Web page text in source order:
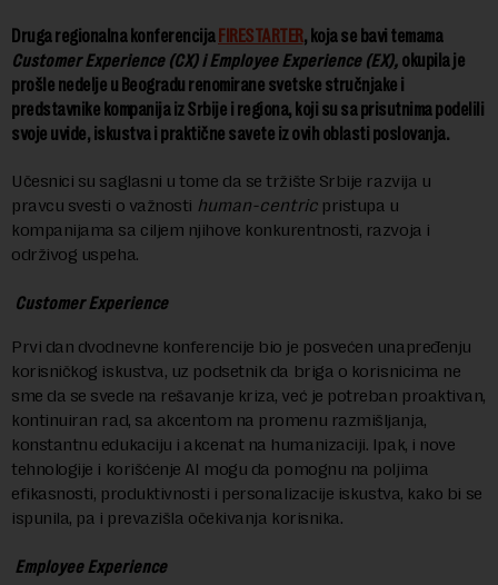
Druga regionalna konferencija FIRESTARTER, koja se bavi temama
Customer Experience (CX) i Employee Experience (EX), okupila je
prošle nedelje u Beogradu renomirane svetske stručnjake i
predstavnike kompanija iz Srbije i regiona, koji su sa prisutnima podelili
svoje uvide, iskustva i praktične savete iz ovih oblasti poslovanja.
Učesnici su saglasni u tome da se tržište Srbije razvija u
pravcu svesti o važnosti human-centricpristupa u
kompanijama sa ciljem njihove konkurentnosti, razvoja i
održivog uspeha.
Customer Experience
Prvi dan dvodnevne konferencije bio je posvećen unapređenju
korisničkog iskustva, uz podsetnik da briga o korisnicima ne
sme da se svede na rešavanje kriza, već je potreban proaktivan,
kontinuiran rad, sa akcentom na promenu razmišljanja,
konstantnu edukaciju i akcenat na humanizaciji. Ipak, i nove
tehnologije i korišćenje AI mogu da pomognu na poljima
efikasnosti, produktivnosti i personalizacije iskustva, kako bi se
ispunila, pa i prevazišla očekivanja korisnika.
Employee Experience